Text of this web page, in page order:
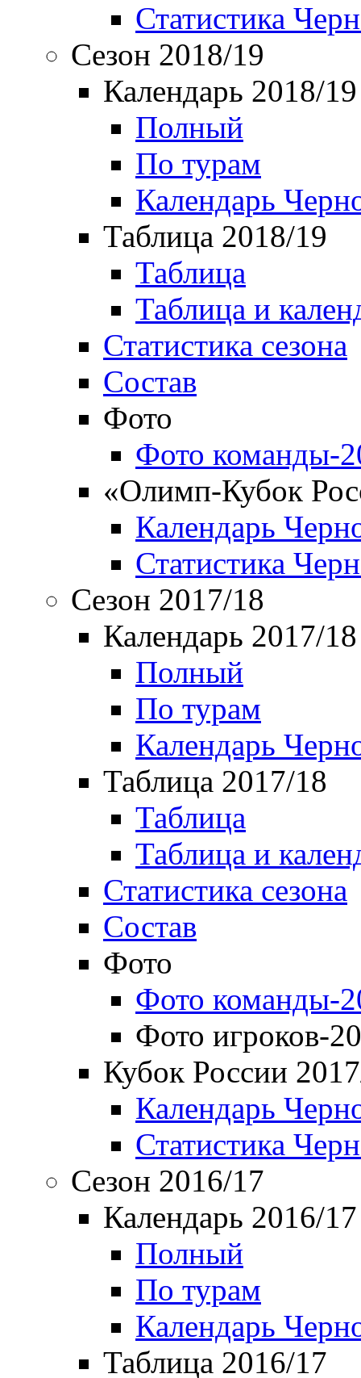
Статистика
Сезон 2018/19
Календарь 2018/19
Полный
По турам
Календарь
Таблица 2018/19
Таблица
Таблица и
Статистика сезона
Состав
Фото
Фото команды-
«Олимп-Кубок
Календарь
Статистика
Сезон 2017/18
Календарь 2017/18
Полный
По турам
Календарь
Таблица 2017/18
Таблица
Таблица и
Статистика сезона
Состав
Фото
Фото команды-
Фото игроков-
Кубок России
Календарь
Статистика
Сезон 2016/17
Календарь 2016/17
Полный
По турам
Календарь
Таблица 2016/17